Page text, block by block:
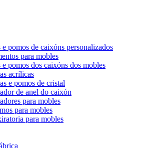
e pomos de caixóns personalizados
para mobles
e pomos dos caixóns dos mobles
acrílicas
e pomos de cristal
de anel do caixón
para mobles
para mobles
para mobles